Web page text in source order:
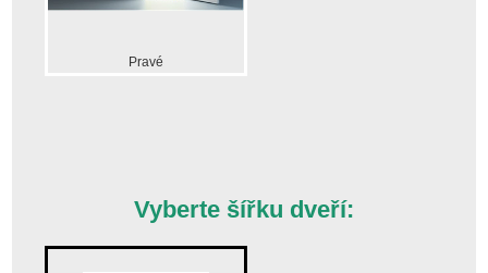
Pravé
Vyberte šířku dveří: